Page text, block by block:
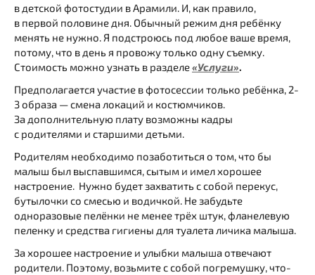
в детской фотостудии в Арамили. И, как правило,
в первой половине дня. Обычный режим дня ребёнку
менять не нужно. Я подстроюсь под любое ваше время,
потому, что в день я провожу только одну съемку.
Стоимость можно узнать в разделе«Услуги».
Предполагается участие в фотосессии только ребёнка, 2-
3 образа — смена локаций и костюмчиков.
За дополнительную плату возможны кадры
с родителями и старшими детьми.
Родителям необходимо позаботиться о том, что бы
малыш был выспавшимся, сытым и имел хорошее
настроение. Нужно будет захватить с собой перекус,
бутылочки со смесью и водичкой. Не забудьте
одноразовые пелёнки не менее трёх штук, фланелевую
пеленку и средства гигиены для туалета личика малыша.
За хорошее настроение и улыбки малыша отвечают
родители. Поэтому, возьмите с собой погремушку, что-